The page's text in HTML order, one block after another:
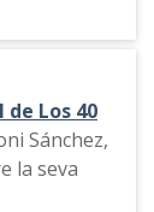
de Los 40
Sánchez,
la seva